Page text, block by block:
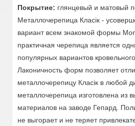
Покрытие: глянцевый и матовый
Металлочерепица Класік -
вариант всем знакомой формы
практичная черепица является
популярных вариантов
Лаконичность форм позволяет
металлочерепицу Класік в любой
металлочерепица изготовлена из
материалов на заводе Гепард.
не выгорает и не теряет